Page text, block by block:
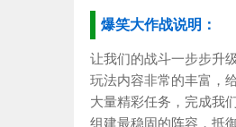
爆笑大作战说明：
让我们的战斗一步步升
玩法内容非常的丰富，
大量精彩任务，完成我
组建最稳固的阵容，抵